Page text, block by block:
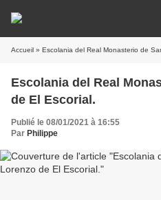
Accueil » Escolania del Real Monasterio de
Escolania del Real
de El Escorial.
Publié le 08/01/2021 à 16:55
Par Philippe